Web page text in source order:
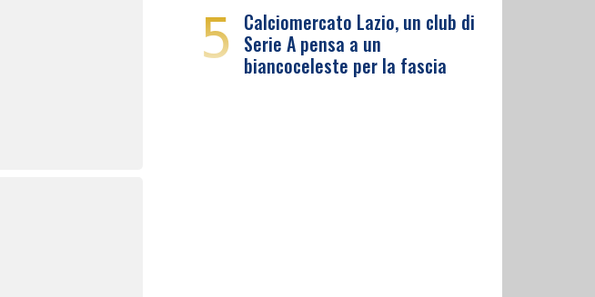
5 Calciomercato Lazio, un club di
Serie A pensa a un
biancoceleste per la fascia